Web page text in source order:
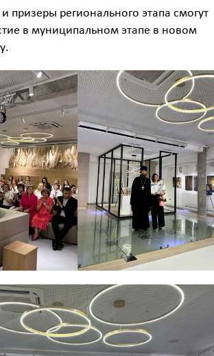
призеры регионального этапа смогут
в муниципальном этапе в новом